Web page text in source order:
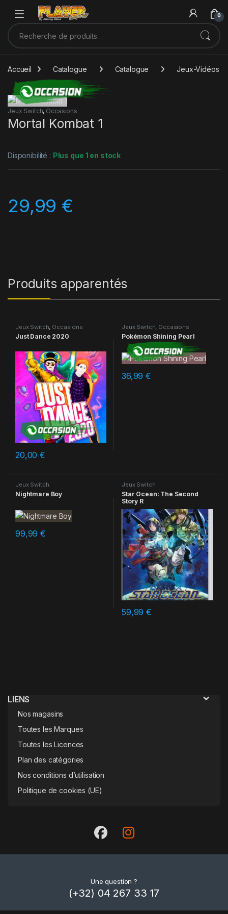
Sauter à la navigation
Skip to content
0
Recherche pour :
Accueil Catalogue Catalogue Jeux-Vidéos
Jeux Switch, Occasions
Mortal Kombat 1
Disponibilité : Plus que 1 en stock
29,99 €
Produits apparentés
Jeux Switch, Occasions
Just Dance 2020
20,00€
Jeux Switch, Occasions
Pokémon Shining Pearl
36,99€
Jeux Switch
Nightmare Boy
99,99€
Jeux Switch
Star Ocean: The Second
Story R
59,99€
LIENS
Nos magasins
Toutes les Marques
Toutes les Licences
Plan des catégories
Nos conditions d’utilisation
Politique de cookies (UE)
Une question ?
(+32) 04 267 33 17